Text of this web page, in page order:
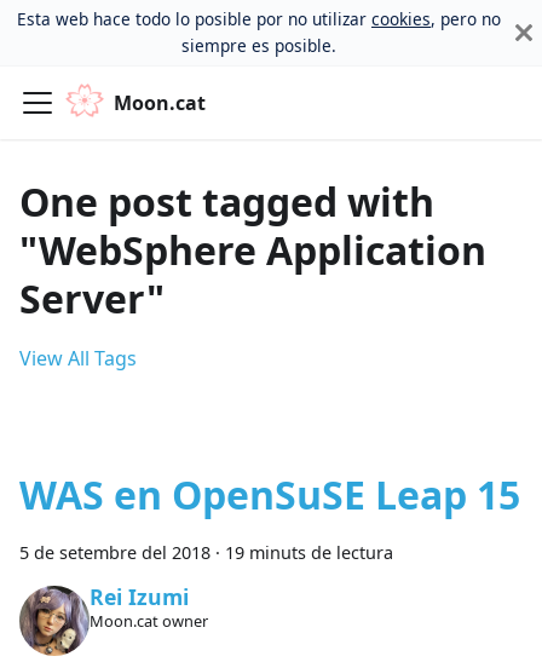
Esta web hace todo lo posible por no utilizar cookies, pero no
siempre es posible.
Moon.cat
One post tagged with
"WebSphere Application
Server"
View All Tags
WAS en OpenSuSE Leap 15
5 de setembre del 2018 · 19 minuts de lectura
Rei Izumi
Moon.cat owner